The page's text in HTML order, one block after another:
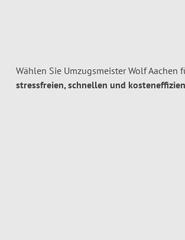
Wählen Sie Umzugsmeister Wolf Aachen
stressfreien, schnellen und